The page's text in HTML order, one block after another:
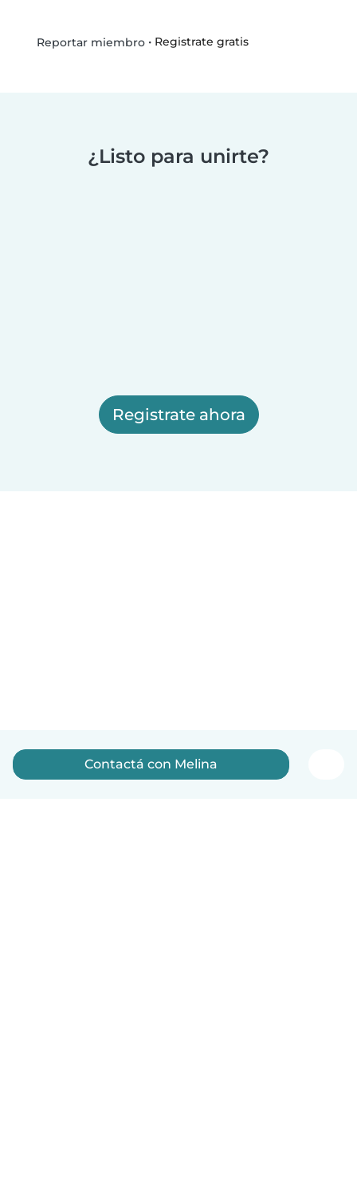
Reportar miembro• Registrate gratis
¿Listo para unirte?
Registrate ahora
Contactá con Melina